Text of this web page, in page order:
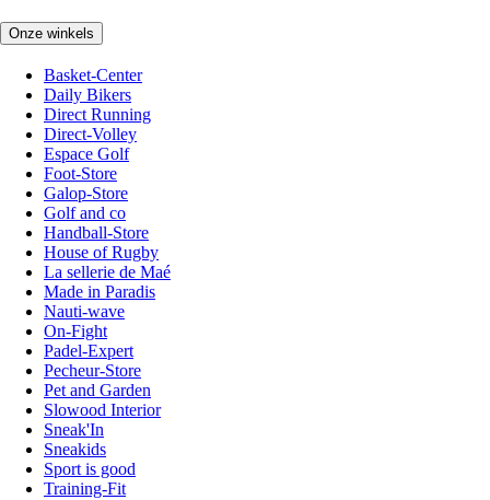
Onze winkels
Basket-Center
Daily Bikers
Direct Running
Direct-Volley
Espace Golf
Foot-Store
Galop-Store
Golf and co
Handball-Store
House of Rugby
La sellerie de Maé
Made in Paradis
Nauti-wave
On-Fight
Padel-Expert
Pecheur-Store
Pet and Garden
Slowood Interior
Sneak'In
Sneakids
Sport is good
Training-Fit